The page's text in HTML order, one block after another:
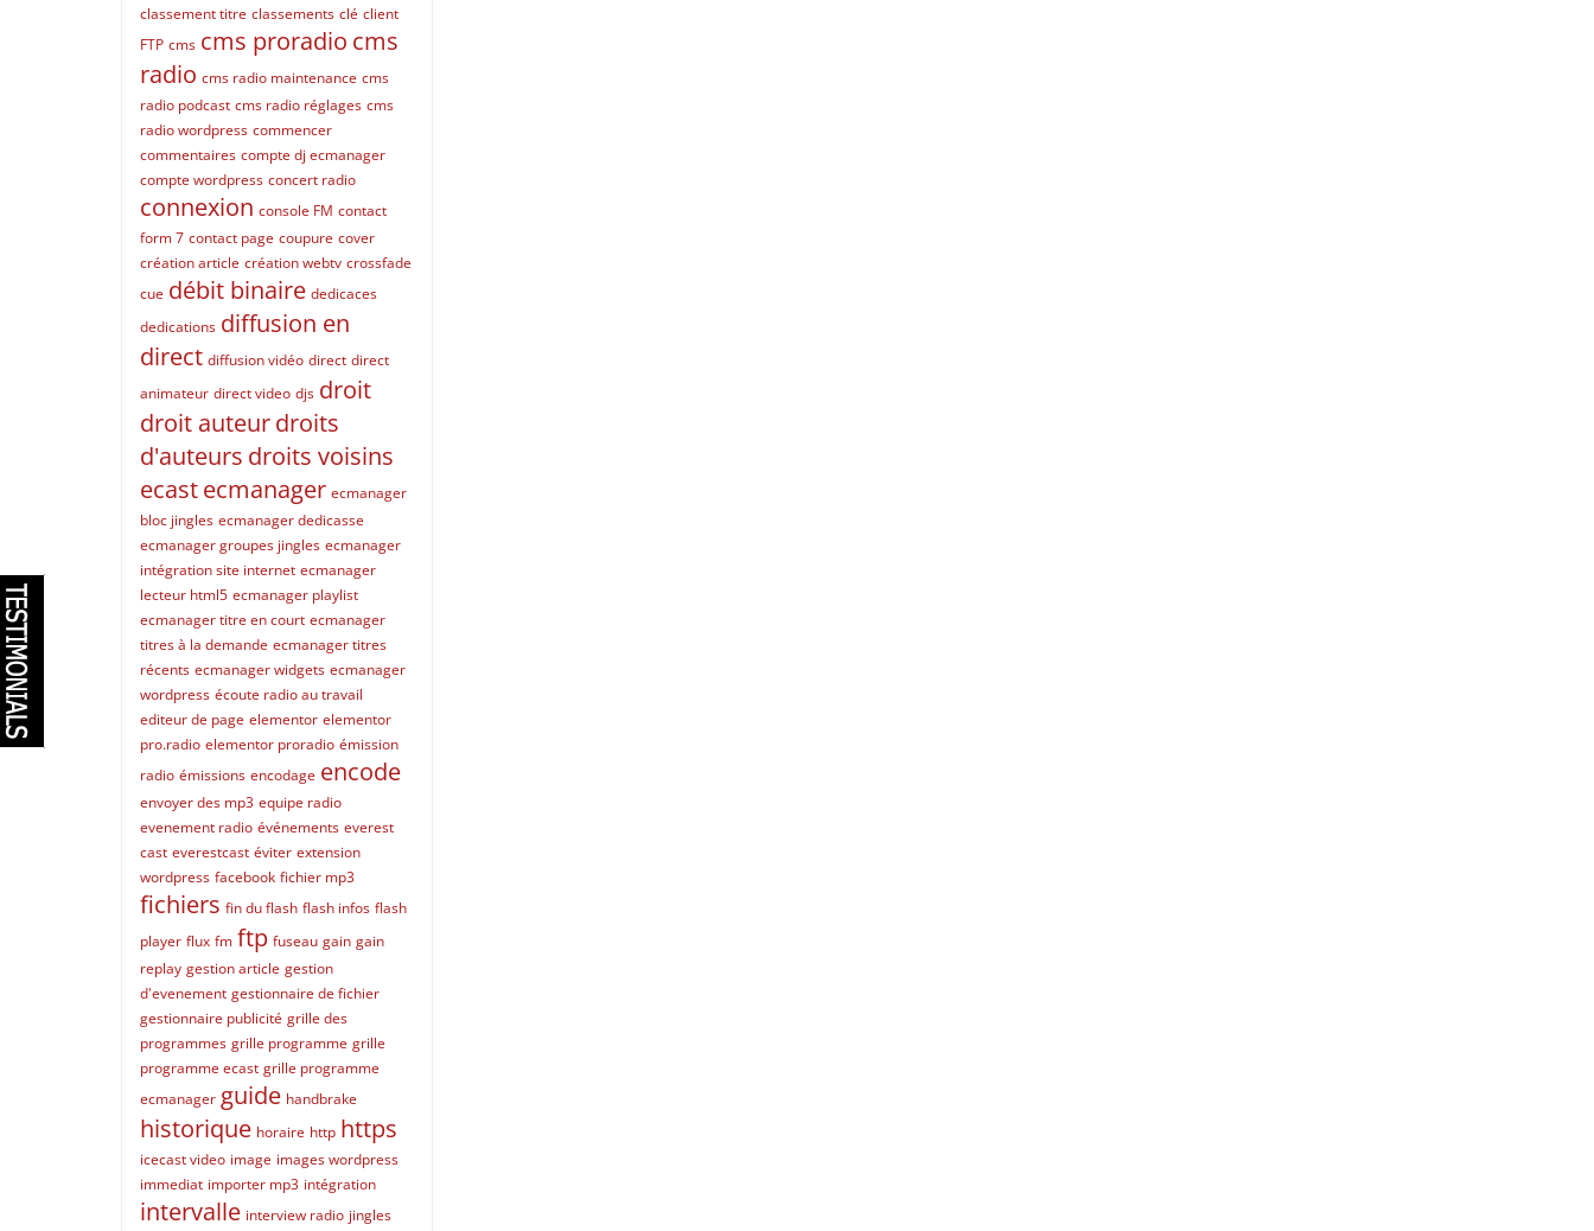
classement titre classements clé client
FTP cms cms proradio cms
radio cms radio maintenance cms
radio podcast cms radio réglages cms
radio wordpress commencer
commentaires compte dj ecmanager
compte wordpress concert radio
connexion console FM contact
form 7 contact page coupure cover
création article création webtv crossfade
cue débit binaire dedicaces
dedications diffusion en
direct diffusion vidéo direct direct
animateur direct video djs droit
droit auteurdroits
d'auteurs droits voisins
ecastecmanager ecmanager
bloc jingles ecmanager dedicasse
ecmanager groupes jingles ecmanager
intégration site internet ecmanager
lecteur html5 ecmanager playlist
ecmanager titre en court ecmanager
titres à la demande ecmanager titres
récents ecmanager widgets ecmanager
wordpress écoute radio au travail
editeur de page elementor elementor
pro.radio elementor proradio émission
radio émissions encodage encode
envoyer des mp3 equipe radio
evenement radio événements everest
cast everestcast éviter extension
wordpress facebook fichier mp3
fichiers fin du flash flash infos flash
player flux fm ftp fuseau gain gain
replay gestion article gestion
d'evenement gestionnaire de fichier
gestionnaire publicité grille des
programmes grille programme grille
programme ecast grille programme
ecmanager guide handbrake
historique horaire http https
icecast video image images wordpress
immediat importer mp3 intégration
intervalle interview radio jingles